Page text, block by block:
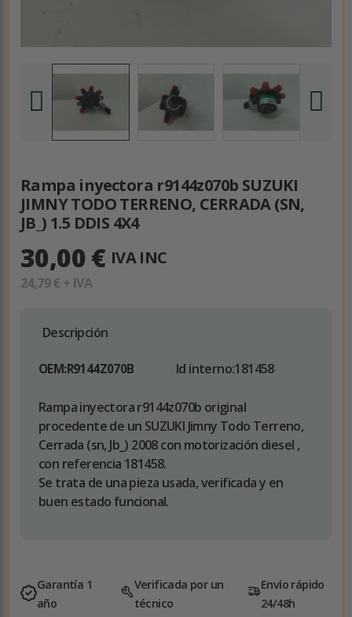
Rampa inyectora r9144z070b SUZUKI
JIMNY TODO TERRENO, CERRADA (SN,
JB_) 1.5 DDIS 4X4
30,00 € IVA INC
24,79 € + IVA
Descripción
OEM:R9144Z070B Id interno:181458
Rampa inyectora r9144z070b original
procedente de un SUZUKI Jimny Todo Terreno,
Cerrada (sn, Jb_) 2008 con motorización diesel ,
con referencia 181458.
Se trata de una pieza usada, verificada y en
buen estado funcional.
Garantía 1
año
Verificada por un
técnico
Envío rápido
24/48h